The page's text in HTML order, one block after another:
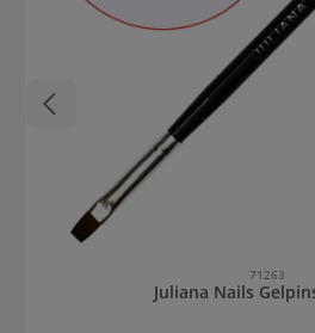
71263
Juliana Nails